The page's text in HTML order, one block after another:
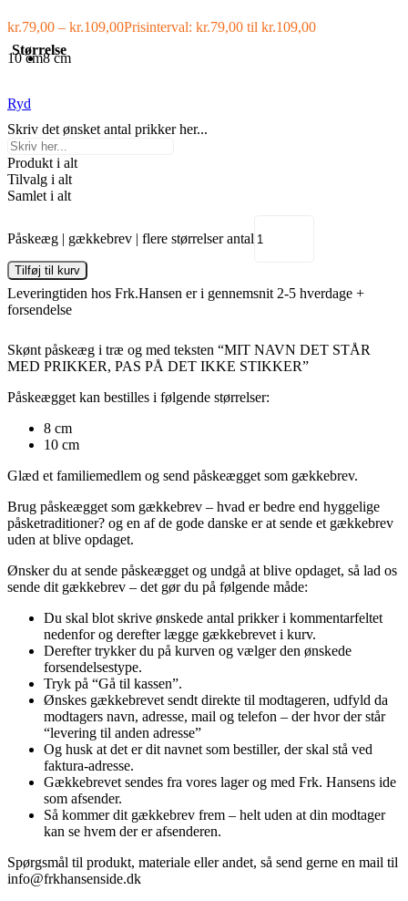
kr.79,00 – kr.109,00Prisinterval: kr.79,00 til kr.109,00
Størrelse
10 cm8 cm
Ryd
Skriv det ønsket antal prikker her...
Produkt i alt
Tilvalg i alt
Samlet i alt
Påskeæg | gækkebrev | flere størrelser antal
Tilføj til kurv
Leveringtiden hos Frk.Hansen er i gennemsnit 2-5 hverdage +
forsendelse
Skønt påskeæg i træ og med teksten “MIT NAVN DET STÅR
MED PRIKKER, PAS PÅ DET IKKE STIKKER”
Påskeægget kan bestilles i følgende størrelser:
8 cm
10 cm
Glæd et familiemedlem og send påskeægget som gækkebrev.
Brug påskeægget som gækkebrev – hvad er bedre end hyggelige
påsketraditioner? og en af de gode danske er at sende et gækkebrev
uden at blive opdaget.
Ønsker du at sende påskeægget og undgå at blive opdaget, så lad os
sende dit gækkebrev – det gør du på følgende måde:
Du skal blot skrive ønskede antal prikker i kommentarfeltet
nedenfor og derefter lægge gækkebrevet i kurv.
Derefter trykker du på kurven og vælger den ønskede
forsendelsestype.
Tryk på “Gå til kassen”.
Ønskes gækkebrevet sendt direkte til modtageren, udfyld da
modtagers navn, adresse, mail og telefon – der hvor der står
“levering til anden adresse”
Og husk at det er dit navnet som bestiller, der skal stå ved
faktura-adresse.
Gækkebrevet sendes fra vores lager og med Frk. Hansens ide
som afsender.
Så kommer dit gækkebrev frem – helt uden at din modtager
kan se hvem der er afsenderen.
Spørgsmål til produkt, materiale eller andet, så send gerne en mail til
info@frkhansenside.dk